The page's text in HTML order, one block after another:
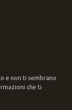
e non ti sembrano
che ti